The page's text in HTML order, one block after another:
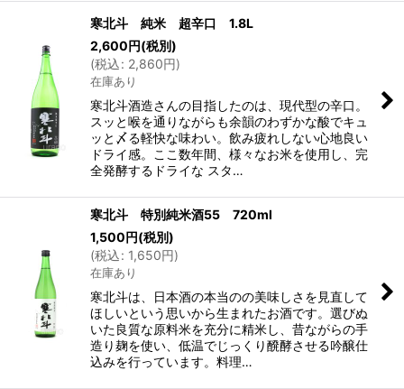
寒北斗 純米 超辛口 1.8L
2,600円(税別)
(税込: 2,860円)
在庫あり
寒北斗酒造さんの目指したのは、現代型の辛口。
スッと喉を通りながらも余韻のわずかな酸でキュ
ッと〆る軽快な味わい。飲み疲れしない心地良い
ドライ感。ここ数年間、様々なお米を使用し、完
全発酵するドライな スタ…
寒北斗 特別純米酒55 720ml
1,500円(税別)
(税込: 1,650円)
在庫あり
寒北斗は、日本酒の本当のの美味しさを見直して
ほしいという思いから生まれたお酒です。選びぬ
いた良質な原料米を充分に精米し、昔ながらの手
造り麹を使い、低温でじっくり醗酵させる吟醸仕
込みを行っています。料理…